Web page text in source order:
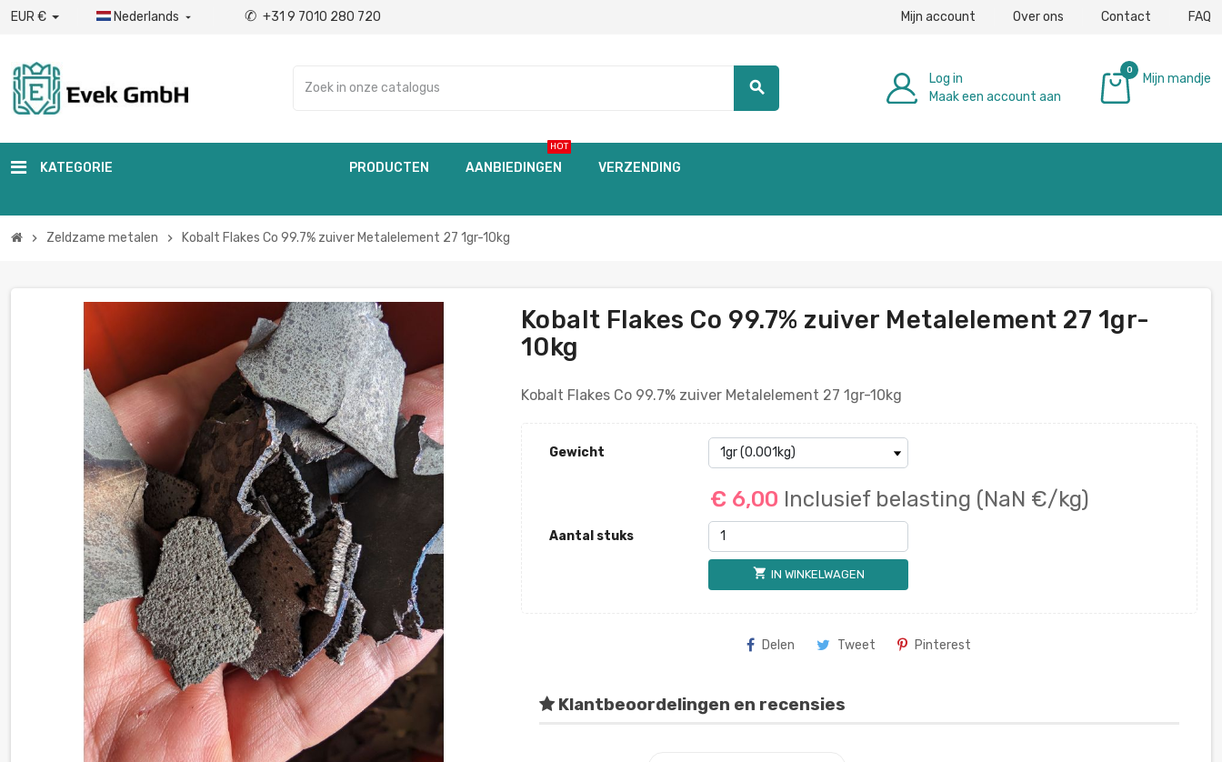
EUR € Nederlands  ✆ +31 9 7010 280 720 Mijn account Over ons Contact FAQ
search
Log in
Maak een account aan
0
Mijn mandje
KATEGORIE PRODUCTEN AANBIEDINGEN
HOT
VERZENDING
chevron_right Zeldzame metalen chevron_right Kobalt Flakes Co 99.7% zuiver Metalelement 27 1gr-10kg
Kobalt Flakes Co 99.7% zuiver Metalelement 27 1gr-
10kg
Kobalt Flakes Co 99.7% zuiver Metalelement 27 1gr-10kg
Gewicht
€ 6,00 Inclusief belasting (NaN €/kg)
Aantal stuks
shopping_cart IN WINKELWAGEN
Delen Tweet Pinterest
Klantbeoordelingen en recensies